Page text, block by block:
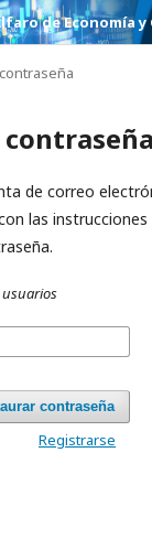
de Economía y
de correo
las instrucciones
usuarios
contraseña
Registrarse